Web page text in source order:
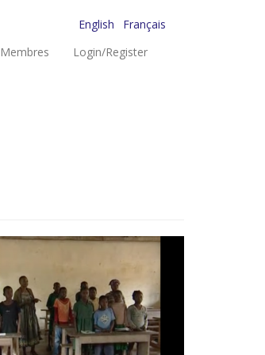
English
Français
Membres Login/Register